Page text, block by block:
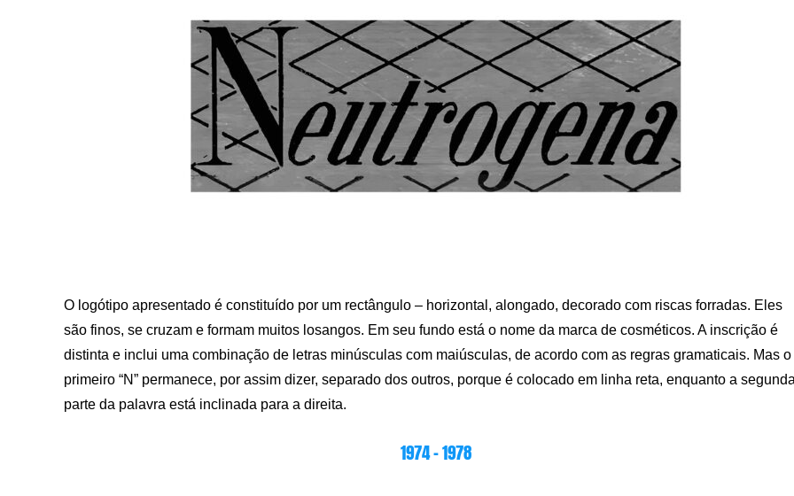
O logótipo apresentado é constituído por um rectângulo – horizontal, alongado, decorado com riscas forradas. Eles
são finos, se cruzam e formam muitos losangos. Em seu fundo está o nome da marca de cosméticos. A inscrição é
distinta e inclui uma combinação de letras minúsculas com maiúsculas, de acordo com as regras gramaticais. Mas o
primeiro “N” permanece, por assim dizer, separado dos outros, porque é colocado em linha reta, enquanto a
parte da palavra está inclinada para a direita.
1974 – 1978